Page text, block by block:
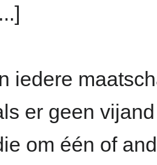
iedere
er geen
om één of